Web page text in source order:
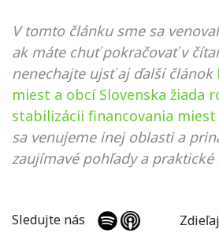
V tomto článku sme sa
ak máte chuť pokračovať v
nenechajte ujsť aj ďalší článok
miest a obcí Slovenska žiada
stabilizácii financovania
sa venujeme inej oblasti a
zaujímavé pohľady a
Sledujte nás